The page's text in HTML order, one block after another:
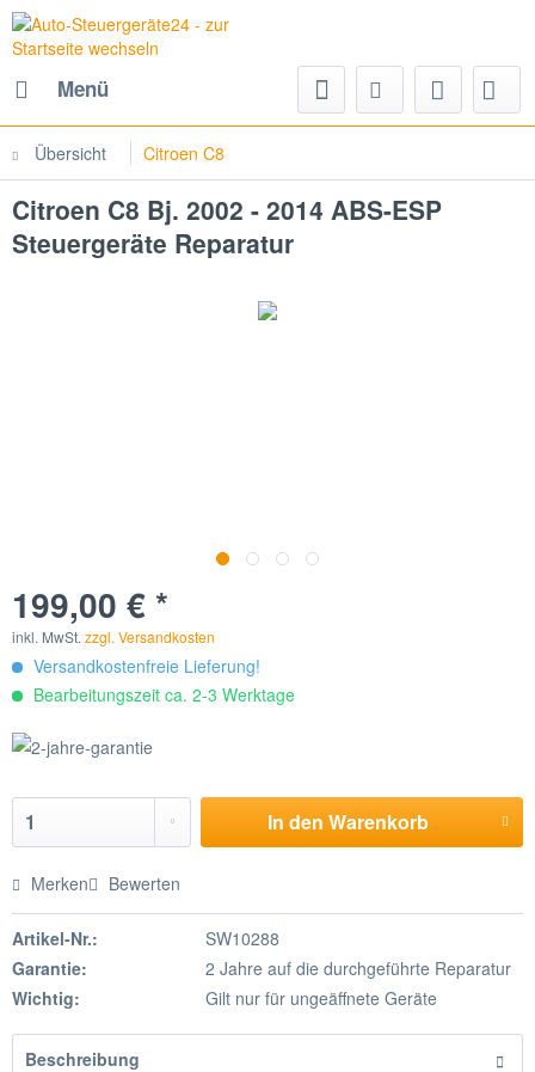
Menü
Übersicht Citroen C8
Citroen C8 Bj. 2002 - 2014 ABS-ESP
Steuergeräte Reparatur
199,00 € *
inkl. MwSt. zzgl. Versandkosten
Versandkostenfreie Lieferung!
Bearbeitungszeit ca. 2-3 Werktage
In den Warenkorb
Merken Bewerten
Artikel-Nr.:
SW10288
Garantie:
2 Jahre auf die durchgeführte Reparatur
Wichtig:
Gilt nur für ungeäffnete Geräte
Beschreibung